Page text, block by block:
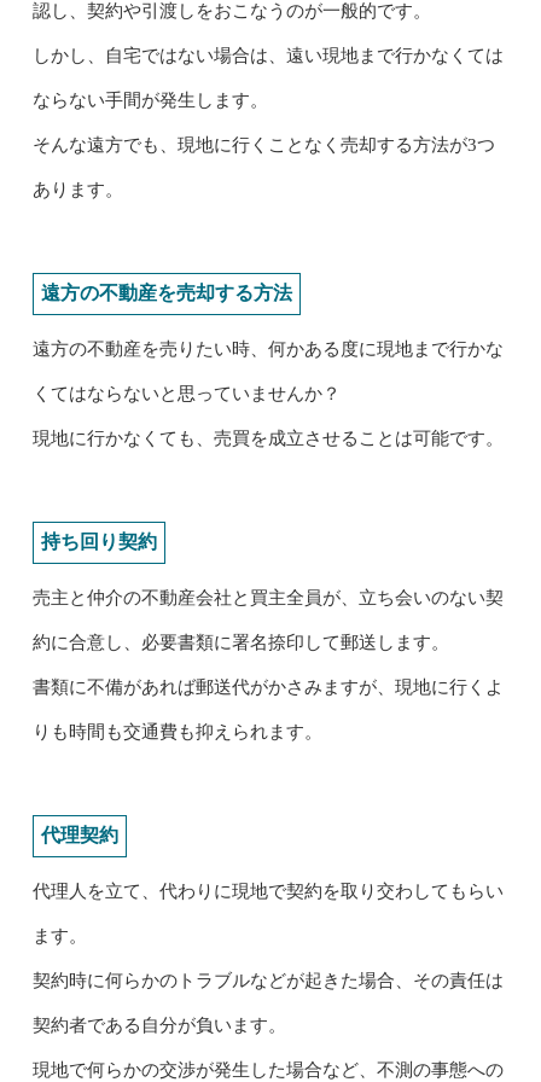
認し、契約や引渡しをおこなうのが一般的です。
しかし、自宅ではない場合は、遠い現地まで行かなくては
ならない手間が発生します。
そんな遠方でも、現地に行くことなく売却する方法が3つ
あります。
遠方の不動産を売却する方法
遠方の不動産を売りたい時、何かある度に現地まで行かな
くてはならないと思っていませんか？
現地に行かなくても、売買を成立させることは可能です。
持ち回り契約
売主と仲介の不動産会社と買主全員が、立ち会いのない契
約に合意し、必要書類に署名捺印して郵送します。
書類に不備があれば郵送代がかさみますが、現地に行くよ
りも時間も交通費も抑えられます。
代理契約
代理人を立て、代わりに現地で契約を取り交わしてもらい
ます。
契約時に何らかのトラブルなどが起きた場合、その責任は
契約者である自分が負います。
現地で何らかの交渉が発生した場合など、不測の事態への